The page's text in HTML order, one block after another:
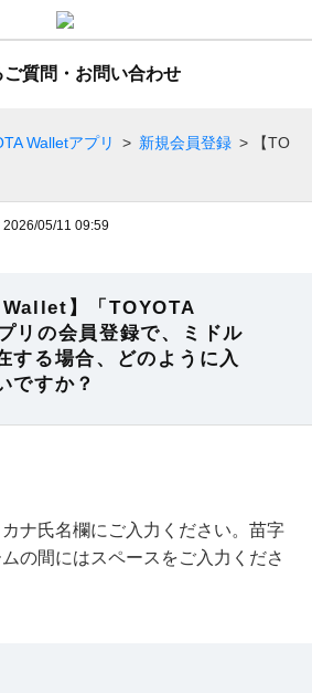
ご質問・お問い合わせ
Walletアプリ > 新規会員登録 >
【TO
2026/05/11 09:59
Wallet】「TOYOTA
リの会員登録で、ミドル
する場合、どのように入
ですか？
ナ氏名欄にご入力ください。苗字
の間にはスペースをご入力くださ